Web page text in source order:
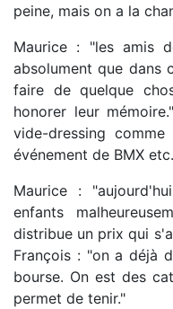
peine, mais on a la
Maurice : "les amis
absolument que dans
faire de quelque
honorer leur
vide-dressing
événement de BMX
Maurice :
enfants
distribue un prix qui
François : "on a déjà
bourse. On est des
permet de tenir."